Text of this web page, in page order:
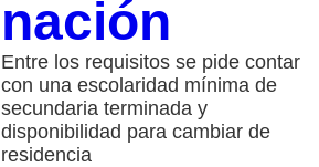
nación
Entre los requisitos se pide contar
con una escolaridad mínima de
secundaria terminada y
disponibilidad para cambiar de
residencia